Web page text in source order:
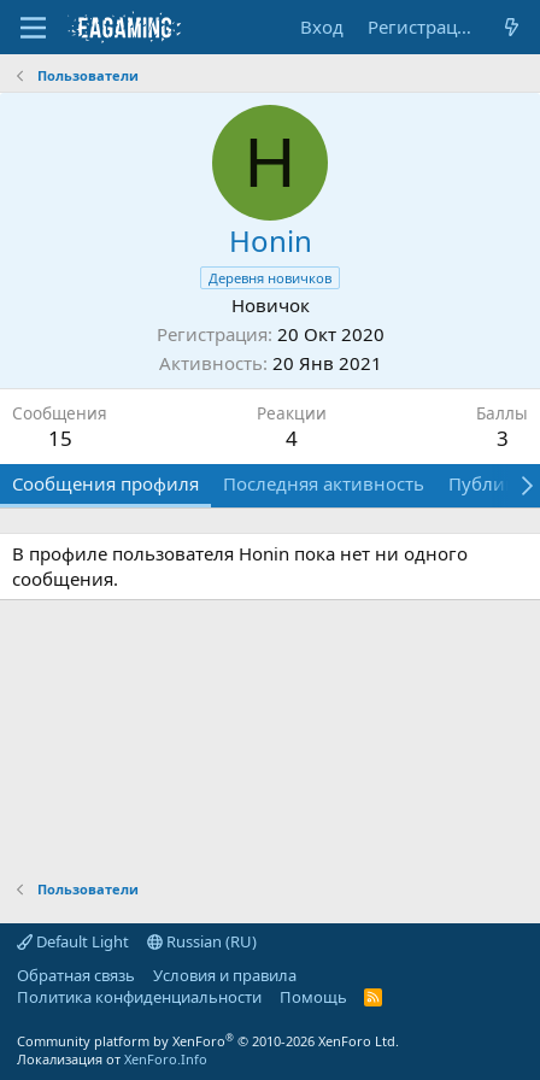
Вход Регистрация
Пользователи
H
Honin
Деревня новичков
Новичок
Регистрация 20 Окт 2020
Активность 20 Янв 2021
Сообщения
15
Реакции
4
Баллы
3
Сообщения профиля Последняя активность
В профиле пользователя Honin пока нет ни одного
сообщения.
Пользователи
Default Light
Russian (RU)
Обратная связь
Условия и правила
Политика конфиденциальности
Помощь
R
Community platform by XenForo® © 2010-2026 XenForo Ltd.
Локализация от XenForo.Info